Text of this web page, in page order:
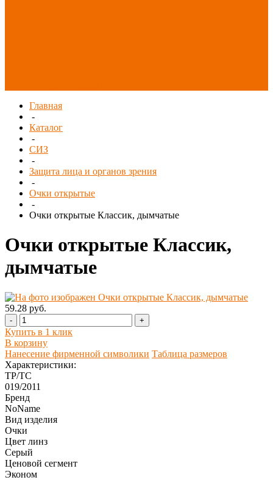
Главная
-
Каталог
-
СИЗ
-
Защита лица и органов зрения
-
Очки открытые
-
Очки открытые Классик, дымчатые
Очки открытые Классик,
дымчатые
59.28 руб.
- +
Купить в 1 клик
В корзину
Нанесение фирменной символики Таблица размеров
Характеристики:
ТР/ТС
019/2011
Бренд
NoName
Вид изделия
Очки
Цвет линз
Серый
Ценовой сегмент
Эконом